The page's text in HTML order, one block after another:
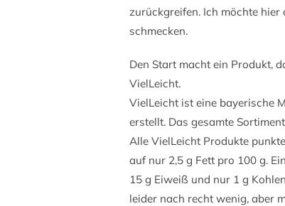
zurückgreifen. Ich möchte
schmecken.
Den Start macht ein Produkt,
VielLeicht.
VielLeicht ist eine bayerische
erstellt. Das gesamte
Alle VielLeicht Produkte
auf nur 2,5 g Fett pro 100 g.
15 g Eiweiß und nur 1 g
leider nach recht wenig, aber